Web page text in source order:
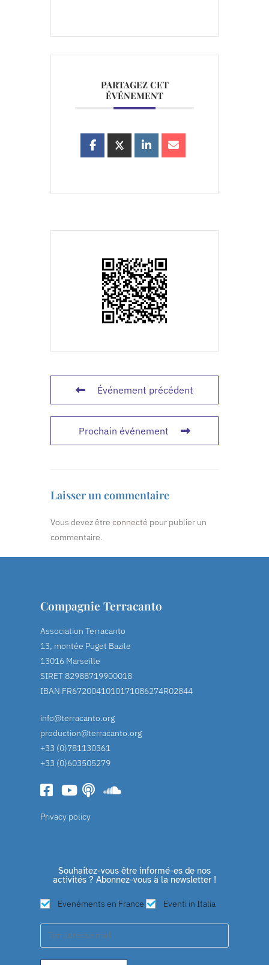
PARTAGEZ CET
ÉVÉNEMENT
Événement précédent
Prochain événement
Laisser un commentaire
Vous devez être connecté pour publier un
commentaire.
Compagnie Terracanto
Association Terracanto
13, montée Puget Bazile
13016 Marseille
SIRET 82988719900018
IBAN FR6720041010171086274R02844
info@terracanto.org
production@terracanto.org
+33 (0)781130361
+33 (0)603505279
Privacy policy
Souhaitez-vous être informé-es de nos
activités ? Abonnez-vous à la newsletter !
Evenéments en France Eventi in Italia